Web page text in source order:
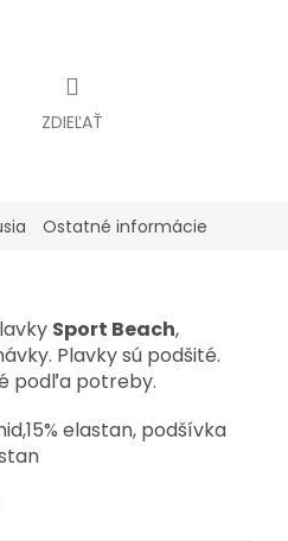
ZDIEĽAŤ
Ostatné informácie
Sport Beach,
Plavky sú podšité.
podľa potreby.
elastan, podšívka